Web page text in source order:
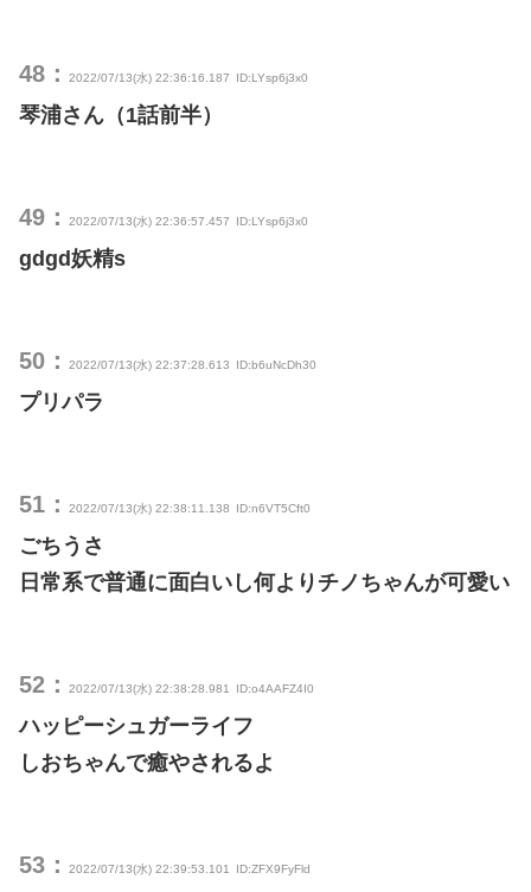
48： 2022/07/13(水) 22:36:16.187 ID:LYsp6j3x0
琴浦さん（1話前半）
49： 2022/07/13(水) 22:36:57.457 ID:LYsp6j3x0
gdgd妖精s
50： 2022/07/13(水) 22:37:28.613 ID:b6uNcDh30
プリパラ
51： 2022/07/13(水) 22:38:11.138 ID:n6VT5Cft0
ごちうさ
日常系で普通に面白いし何よりチノちゃんが可愛い
52： 2022/07/13(水) 22:38:28.981 ID:o4AAFZ4I0
ハッピーシュガーライフ
しおちゃんで癒やされるよ
53： 2022/07/13(水) 22:39:53.101 ID:ZFX9FyFld